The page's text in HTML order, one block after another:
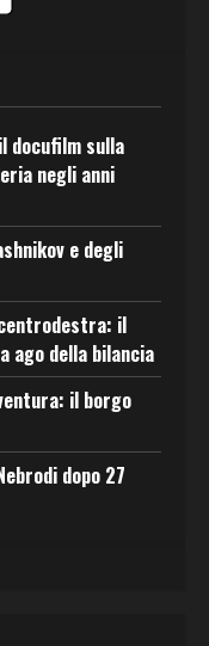
docufilm sulla
negli anni
e degli
il
ago della bilancia
il borgo
dopo 27